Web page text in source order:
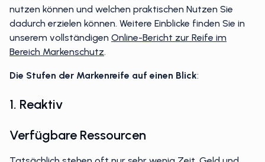
welche Instrumente Sie für den weiteren Fortschritt
nutzen können und welchen praktischen Nutzen Sie
dadurch erzielen können. Weitere Einblicke finden Sie in
unserem vollständigen
1. Reaktiv
Verfügbare Ressourcen